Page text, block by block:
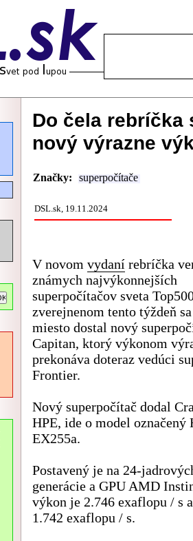
Do čela rebríčka
nový výrazne
Značky: superpočítače
DSL.sk, 19.11.2024
V novom vydaní rebríčka
známych najvýkonnejších
superpočítačov sveta
zverejnenom tento týždeň
miesto dostal nový
Capitan, ktorý výkonom
prekonáva doteraz vedúci
Frontier.
Nový superpočítač dodal
HPE, ide o model označený
EX255a.
Postavený je na 24-
generácie a GPU AMD
výkon je 2.746 exaflopu / s
1.742 exaflopu / s.